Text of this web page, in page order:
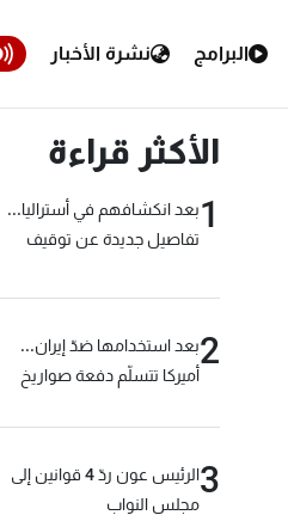
البرامج نشرة الأخبار
الأكثر قراءة
1بعد انكشافهم في أستراليا...
تفاصيل جديدة عن توقيف
2بعد استخدامها ضدّ إيران...
أميركا تتسلّم دفعة صواريخ
3
الرئيس عون ردّ 4 قوانين إلى
مجلس النواب